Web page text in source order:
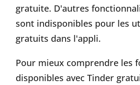
gratuite. D'autres
sont indisponibles pour les
gratuits dans l'appli.
Pour mieux comprendre les
disponibles avec Tinder